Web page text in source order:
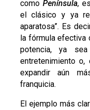
como Península,
el clásico y ya
aparatosa”. Es
la fórmula efectiva
potencia, ya
entretenimiento
expandir aún
franquicia.
El ejemplo más